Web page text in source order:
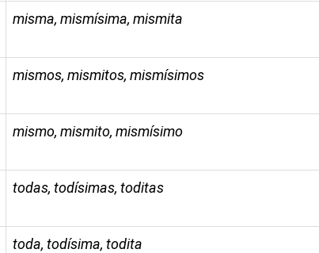
misma, mismísima, mismita
mismos, mismitos, mismísimos
mismo, mismito, mismísimo
todas, todísimas, toditas
toda, todísima, todita